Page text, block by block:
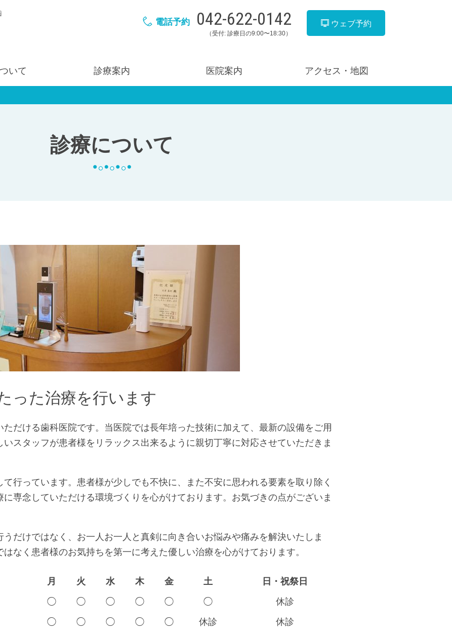
電話予約 042-622-0142
（受付: 診療日の9:00〜18:30）
ウェブ予約
いて 診療案内 医院案内 アクセス・地図
診療について
った治療を行います
だける歯科医院です。当医院では長年培った技術に加えて、最新の設備をご用
スタッフが患者様をリラックス出来るように親切丁寧に対応させていただきま
行っています。患者様が少しでも不快に、また不安に思われる要素を取り除く
専念していただける環境づくりを心がけております。お気づきの点がございま
だけではなく、お一人お一人と真剣に向き合いお悩みや痛みを解決いたしま
なく患者様のお気持ちを第一に考えた優しい治療を心がけております。
月 火 水 木 金 土
日・祝祭日
◯ ◯ ◯ ◯ ◯ ◯
休診
◯ ◯ ◯ ◯ ◯ 休診 休診